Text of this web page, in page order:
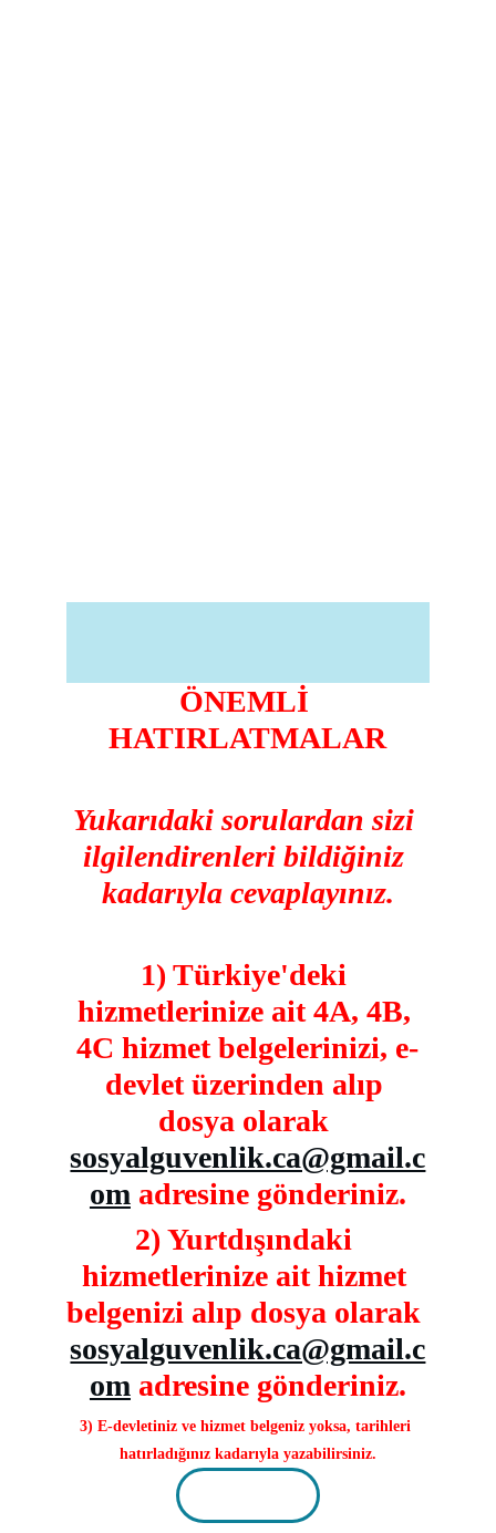
ÖNEMLİ
HATIRLATMALAR
Yukarıdaki sorulardan sizi
ilgilendirenleri bildiğiniz
kadarıyla cevaplayınız.
1) Türkiye'deki
hizmetlerinize ait 4A, 4B,
4C hizmet belgelerinizi, e-
devlet üzerinden alıp
dosya olarak
sosyalguvenlik.ca@gmail.c
om adresine gönderiniz.
2) Yurtdışındaki
hizmetlerinize ait hizmet
belgenizi alıp dosya olarak
sosyalguvenlik.ca@gmail.c
om adresine gönderiniz.
3) E-devletiniz ve hizmet belgeniz yoksa, tarihleri
hatırladığınız kadarıyla yazabilirsiniz.